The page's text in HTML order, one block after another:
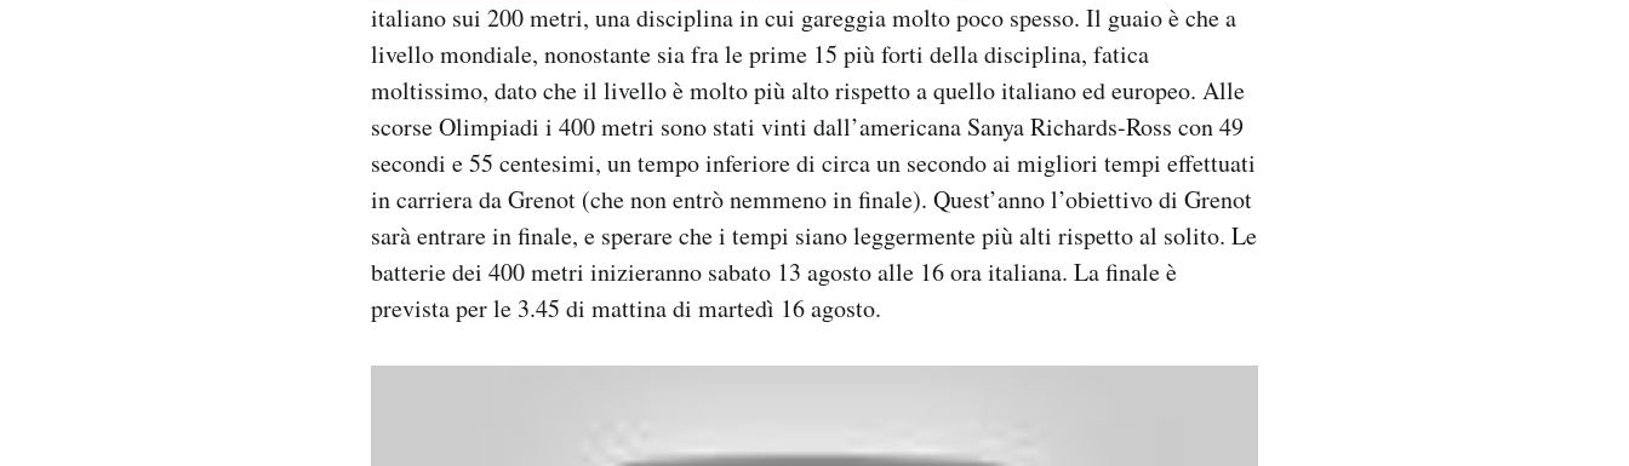
italiano sui 200 metri, una disciplina in cui gareggia molto poco spesso. Il guaio è che a
livello mondiale, nonostante sia fra le prime 15 più forti della disciplina, fatica
moltissimo, dato che il livello è molto più alto rispetto a quello italiano ed europeo. Alle
scorse Olimpiadi i 400 metri sono stati vinti dall’americana Sanya Richards-Ross con 49
secondi e 55 centesimi, un tempo inferiore di circa un secondo ai migliori tempi effettuati
in carriera da Grenot (che non entrò nemmeno in finale). Quest’anno l’obiettivo di Grenot
sarà entrare in finale, e sperare che i tempi siano leggermente più alti rispetto al solito. Le
batterie dei 400 metri inizieranno sabato 13 agosto alle 16 ora italiana. La finale è
prevista per le 3.45 di mattina di martedì 16 agosto.